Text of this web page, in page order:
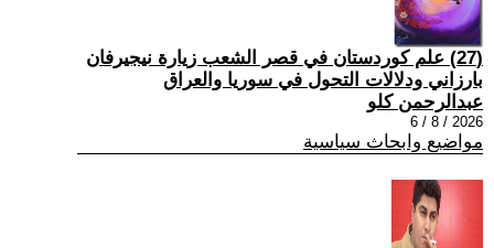
(27) علم كوردستان في قصر الشعب زيارة نيجيرفان
بارزاني ودلالات التحول في سوريا والعراق
عبدالرحمن كلو
2026 / 8 / 6
مواضيع وابحاث سياسية